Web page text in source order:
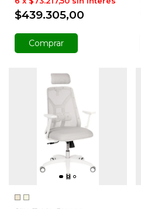
$439.305,00
Comprar